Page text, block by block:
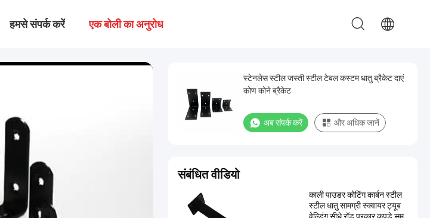
हमसे संपर्क करें एक बोली का अनुरोध
स्टेनलेस स्टील जस्ती स्टील टेबल कस्टम धातु ब्रैकेट दाएं
कोण कोने ब्रैकेट
अब संपर्क करें और अधिक जानें
संबंधित वीडियो
काली पाउडर कोटिंग कार्बन स्टील
स्टील धातु सामग्री स्क्वायर ट्यूब